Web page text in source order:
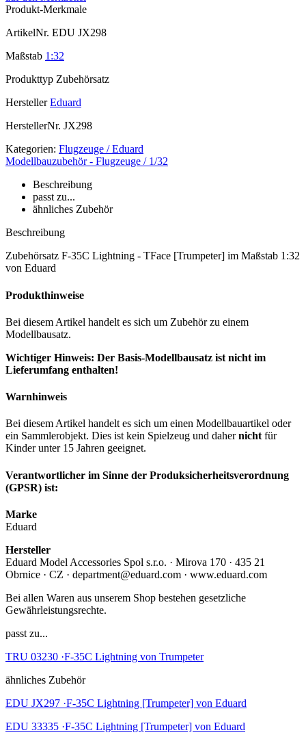
Produkt-Merkmale
ArtikelNr. EDU JX298
Maßstab 1:32
Produkttyp Zubehörsatz
Hersteller Eduard
HerstellerNr. JX298
Kategorien: Flugzeuge / Eduard
Modellbauzubehör - Flugzeuge / 1/32
Beschreibung
passt zu...
ähnliches Zubehör
Beschreibung
Zubehörsatz F-35C Lightning - TFace [Trumpeter] im Maßstab 1:32
von Eduard
Produkthinweise
Bei diesem Artikel handelt es sich um Zubehör zu einem
Modellbausatz.
Wichtiger Hinweis: Der Basis-Modellbausatz ist nicht im
Lieferumfang enthalten!
Warnhinweis
Bei diesem Artikel handelt es sich um einen Modellbauartikel oder
ein Sammlerobjekt. Dies ist kein Spielzeug und dahernicht für
Kinder unter 15 Jahren geeignet.
Verantwortlicher im Sinne der Produksicherheitsverordnung
(GPSR) ist:
Marke
Eduard
Hersteller
Eduard Model Accessories Spol s.r.o. · Mirova 170 · 435 21
Obrnice · CZ · department@eduard.com · www.eduard.com
Bei allen Waren aus unserem Shop bestehen gesetzliche
Gewährleistungsrechte.
passt zu...
TRU 03230 ·F-35C Lightning von Trumpeter
ähnliches Zubehör
EDU JX297 ·F-35C Lightning [Trumpeter] von Eduard
EDU 33335 ·F-35C Lightning [Trumpeter] von Eduard